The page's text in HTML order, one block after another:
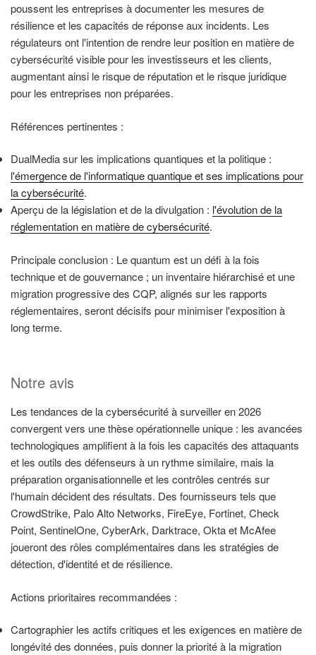
poussent les entreprises à documenter les mesures de
résilience et les capacités de réponse aux incidents. Les
régulateurs ont l'intention de rendre leur position en matière de
cybersécurité visible pour les investisseurs et les clients,
augmentant ainsi le risque de réputation et le risque juridique
pour les entreprises non préparées.
Références pertinentes :
DualMedia sur les implications quantiques et la politique :
l'émergence de l'informatique quantique et ses implications pour
la cybersécurité.
Aperçu de la législation et de la divulgation : l'évolution de la
réglementation en matière de cybersécurité.
Principale conclusion : Le quantum est un défi à la fois
technique et de gouvernance ; un inventaire hiérarchisé et une
migration progressive des CQP, alignés sur les rapports
réglementaires, seront décisifs pour minimiser l'exposition à
long terme.
Notre avis
Les tendances de la cybersécurité à surveiller en 2026
convergent vers une thèse opérationnelle unique : les avancées
technologiques amplifient à la fois les capacités des attaquants
et les outils des défenseurs à un rythme similaire, mais la
préparation organisationnelle et les contrôles centrés sur
l'humain décident des résultats. Des fournisseurs tels que
CrowdStrike, Palo Alto Networks, FireEye, Fortinet, Check
Point, SentinelOne, CyberArk, Darktrace, Okta et McAfee
joueront des rôles complémentaires dans les stratégies de
détection, d'identité et de résilience.
Actions prioritaires recommandées :
Cartographier les actifs critiques et les exigences en matière de
longévité des données, puis donner la priorité à la migration